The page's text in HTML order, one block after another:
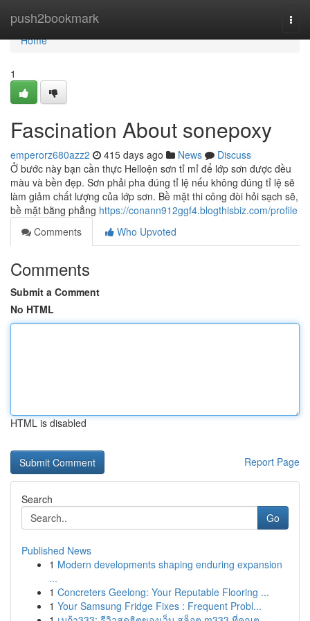
push2bookmark
Home
Home
1
Fascination About sonepoxy
emperorz680azz2 415 days ago News
Discuss
Ở bước này bạn cần thực Helloện sơn tỉ mỉ để lớp sơn được đều
màu và bền đẹp. Sơn phải pha đúng tỉ lệ nếu không đúng tỉ lệ sẽ
làm giảm chất lượng của lớp sơn. Bề mặt thi công đòi hỏi sạch sẽ,
bề mặt bằng phẳng https://conann912ggf4.blogthisbiz.com/profile
Comments
Who Upvoted
Comments
Submit a Comment
No HTML
HTML is disabled
Report Page
Search
Go
Published News
1 Modern developments shaping enduring expansion
...
1 Concreters Geelong: Your Reputable Flooring ...
1 Your Samsung Fridge Fixes : Frequent Probl...